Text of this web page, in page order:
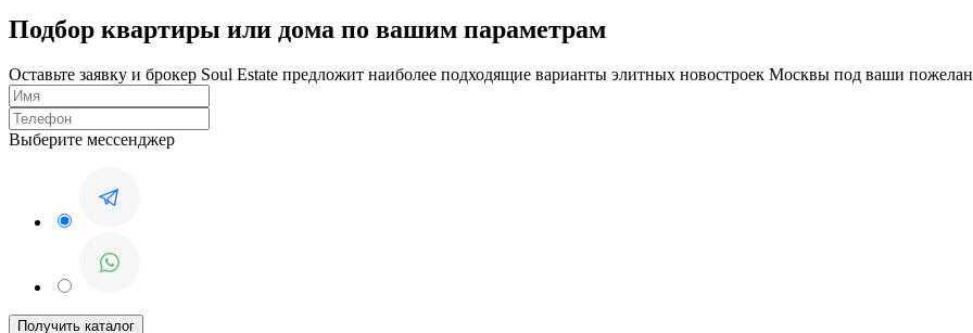
Подбор квартиры или дома по вашим параметрам
Оставьте заявку и брокер Soul Estate предложит наиболее подходящие варианты элитных новостроек Москвы под ваши
Выберите мессенджер